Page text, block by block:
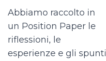
Abbiamo raccolto in
un Position Paper le
riflessioni, le
esperienze e gli spunti